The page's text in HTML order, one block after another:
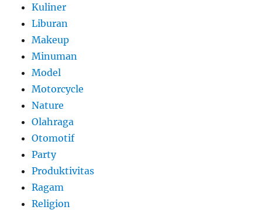
Kuliner
Liburan
Makeup
Minuman
Model
Motorcycle
Nature
Olahraga
Otomotif
Party
Produktivitas
Ragam
Religion